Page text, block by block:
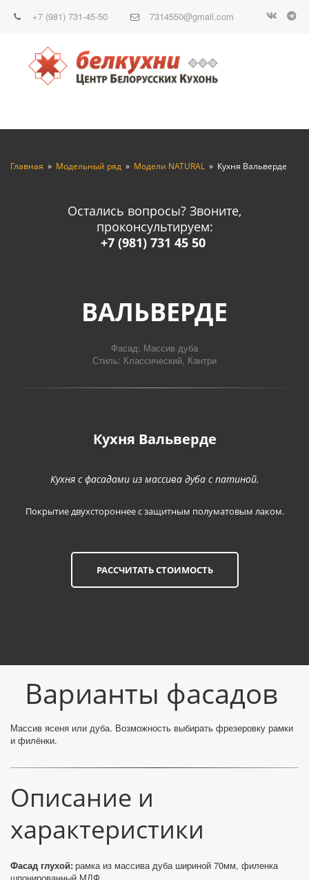
+7 (981) 731-45-50 7314550@gmail.com
Главная » Модельный ряд » Модели NATURAL »  Кухня Вальверде
Остались вопросы? Звоните,
проконсультируем:
+7 (981) 731 45 50
ВАЛЬВЕРДЕ
Фасад: Массив дуба
Стиль: Классический, Кантри
Кухня Вальверде
Кухня с фасадами из массива дуба с патиной.
Покрытие двухстороннее с защитным полуматовым лаком.
РАССЧИТАТЬ СТОИМОСТЬ
Варианты фасадов
Массив ясеня или дуба. Возможность выбирать фрезеровку рамки
и филёнки.
Описание и
характеристики
Фасад глухой: рамка из массива дуба шириной 70мм, филенка